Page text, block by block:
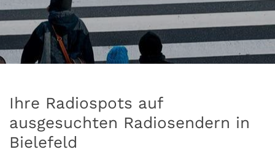
Ihre Radiospots auf
ausgesuchten Radiosendern in
Bielefeld